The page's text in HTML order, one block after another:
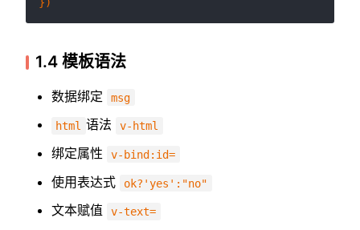
1.4 模板语法
数据绑定 msg
html 语法 v-html
绑定属性 v-bind:id=
使用表达式 ok?'yes':"no"
文本赋值 v-text=